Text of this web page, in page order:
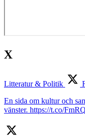
X
Litteratur & Politik
En sida om kultur och
vänster. https://t.co/